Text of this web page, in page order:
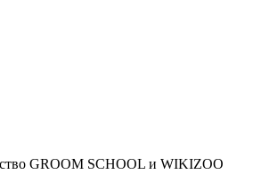
GROOM SCHOOL и WIKIZOO